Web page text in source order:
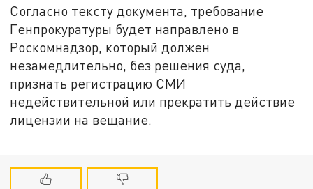
Согласно тексту документа, требование
Генпрокуратуры будет направлено в
Роскомнадзор, который должен
незамедлительно, без решения суда,
признать регистрацию СМИ
недействительной или прекратить действие
лицензии на вещание.